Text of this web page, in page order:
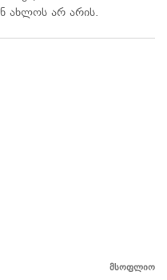
ახლოს არ არის.
მსოფლიო